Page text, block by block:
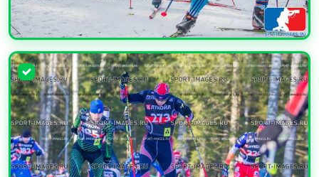
УВЕЛИЧИТЬ